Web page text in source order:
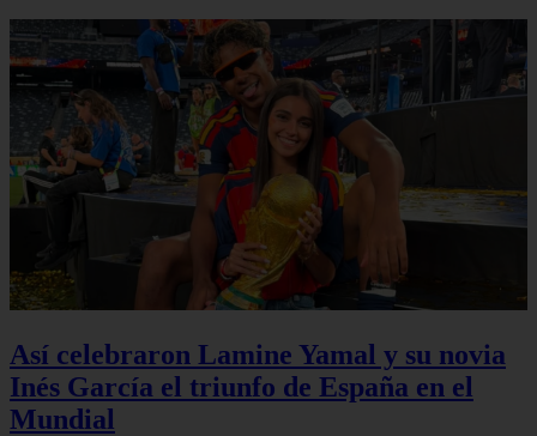
Así celebraron Lamine Yamal y su novia
Inés García el triunfo de España en el
Mundial